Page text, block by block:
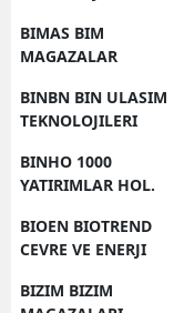
BIMAS BIM
MAGAZALAR
BINBN BIN ULASIM
TEKNOLOJILERI
BINHO 1000
YATIRIMLAR HOL.
BIOEN BIOTREND
CEVRE VE ENERJI
BIZIM BIZIM